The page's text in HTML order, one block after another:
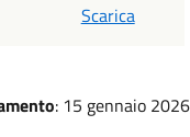
Scarica
: 15 gennaio